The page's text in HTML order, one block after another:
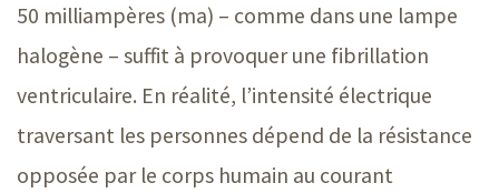
50 milliampères (ma) – comme dans une lampe
halogène – suffit à provoquer une fibrillation
ventriculaire. En réalité, l’intensité électrique
traversant les personnes dépend de la résistance
opposée par le corps humain au courant